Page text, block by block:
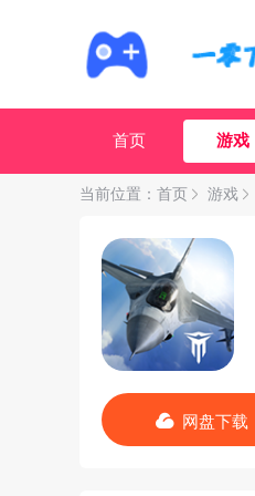
首页 游戏
当前位置： 首页 游戏
网盘下载